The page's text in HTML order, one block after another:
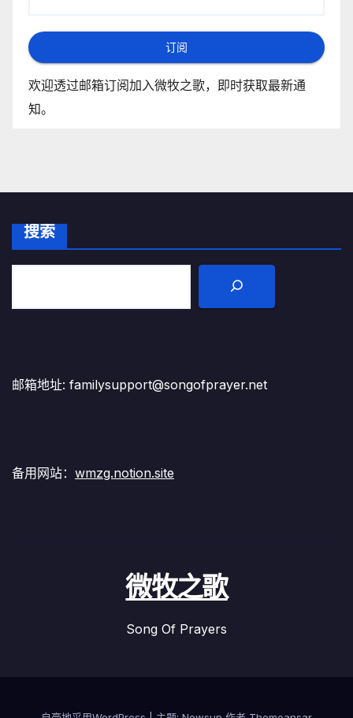
订阅
欢迎透过邮箱订阅加入微牧之歌，即时获取最新通
知。
搜索
邮箱地址: familysupport@songofprayer.net
备用网站： wmzg.notion.site
微牧之歌
Song Of Prayers